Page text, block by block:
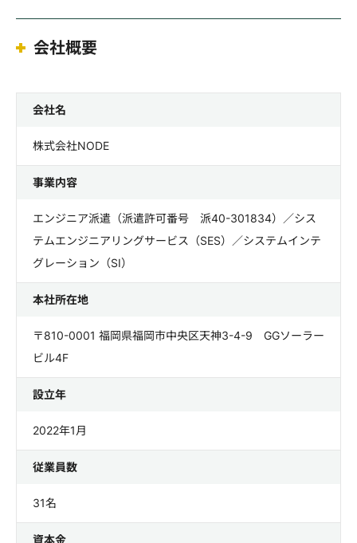
会社概要
会社名
株式会社NODE
事業内容
エンジニア派遣（派遣許可番号 派40-301834）／シス
テムエンジニアリングサービス（SES）／システムインテ
グレーション（SI）
本社所在地
〒810-0001 福岡県福岡市中央区天神3-4-9 GGソーラー
ビル4F
設立年
2022年1月
従業員数
31名
資本金